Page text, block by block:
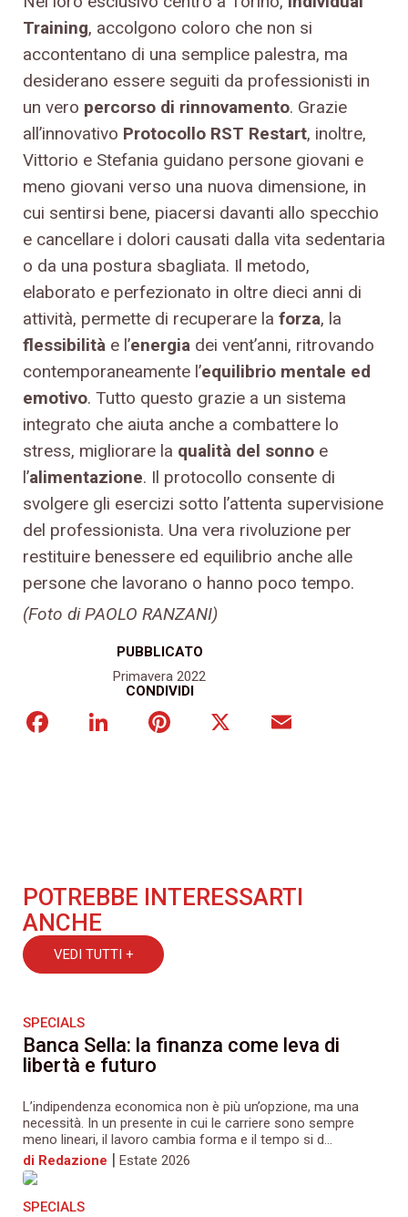
PUBBLICATO
Primavera 2022
CONDIVIDI
FacebookLinkedInPinterest
Training, accolgono coloro che non si
accontentano di una semplice palestra, ma
desiderano essere seguiti da professionisti in
un vero percorso di rinnovamento. Grazie
all’innovativo Protocollo RST Restart, inoltre,
Vittorio e Stefania guidano persone giovani e
meno giovani verso una nuova dimensione, in
cui sentirsi bene, piacersi davanti allo specchio
e cancellare i dolori causati dalla vita sedentaria
o da una postura sbagliata. Il metodo,
elaborato e perfezionato in oltre dieci anni di
attività, permette di recuperare la forza, la
flessibilità e l’energia dei vent’anni, ritrovando
contemporaneamente l’equilibrio mentale ed
emotivo. Tutto questo grazie a un sistema
integrato che aiuta anche a combattere lo
stress, migliorare la qualità del sonno e
l’alimentazione. Il protocollo consente di
svolgere gli esercizi sotto l’attenta supervisione
del professionista. Una vera rivoluzione per
restituire benessere ed equilibrio anche alle
persone che lavorano o hanno poco tempo.
(Foto di PAOLO RANZANI)
POTREBBE INTERESSARTI
ANCHE
VEDI TUTTI +
SPECIALS
Banca Sella: la finanza come leva di
libertà e futuro
L’indipendenza economica non è più un’opzione, ma una
necessità. In un presente in cui le carriere sono sempre
meno lineari, il lavoro cambia forma e il tempo si d...
di Redazione | Estate 2026
SPECIALS